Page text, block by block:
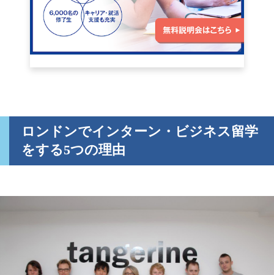
ロンドンでインターン・ビジネス留学
をする5つの理由